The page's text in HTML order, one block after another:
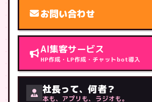
お問い合わせ
AI集客サービス
HP作成・LP作成・チャットbot導入
社長って、何者？
本も、アプリも、ラジオも。